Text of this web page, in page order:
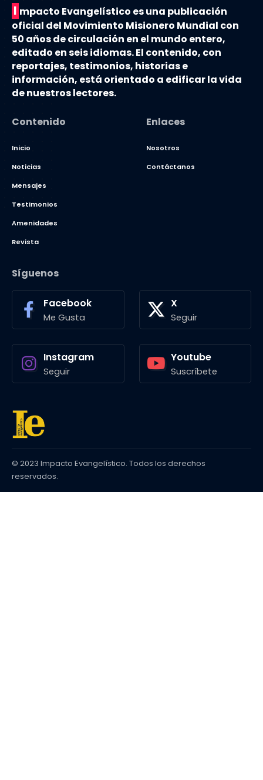
I mpacto Evangelístico es una publicación
oficial del Movimiento Misionero Mundial con
50 años de circulación en el mundo entero,
editado en seis idiomas. El contenido, con
reportajes, testimonios, historias e
información, está orientado a edificar la vida
de nuestros lectores.
Contenido
Inicio
Noticias
Mensajes
Testimonios
Amenidades
Revista
Enlaces
Nosotros
Contáctanos
Síguenos
Facebook
Me Gusta
X
Seguir
Instagram
Seguir
Youtube
Suscríbete
© 2023 Impacto Evangelístico. Todos los derechos
reservados.